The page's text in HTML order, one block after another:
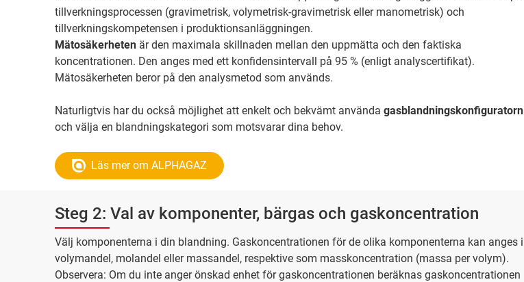
tillverkningsprocessen (gravimetrisk, volymetrisk-gravimetrisk eller manometrisk) och
tillverkningskompetensen i produktionsanläggningen.
Mätosäkerheten är den maximala skillnaden mellan den uppmätta och den faktiska
koncentrationen. Den anges med ett konfidensintervall på 95 % (enligt analyscertifikat).
Mätosäkerheten beror på den analysmetod som används.
Naturligtvis har du också möjlighet att enkelt och bekvämt använda gasblandningskonfiguratorn
och välja en blandningskategori som motsvarar dina behov.
Läs mer om ALPHAGAZ
Steg 2: Val av komponenter, bärgas och gaskoncentration
Välj komponenterna i din blandning. Gaskoncentrationen för de olika komponenterna kan anges i
volymandel, molandel eller massandel, respektive som masskoncentration (massa per volym).
Observera: Om du inte anger önskad enhet för gaskoncentrationen beräknas gaskoncentrationen